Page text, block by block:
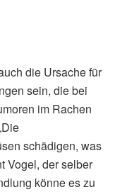
die Ursache für
sein, die bei
im Rachen
schädigen, was
Vogel, der selber
könne es zu